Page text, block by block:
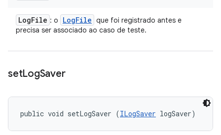
LogFile : o LogFile que foi registrado antes e
precisa ser associado ao caso de teste.
setLogSaver
public void setLogSaver (ILogSaver logSaver)